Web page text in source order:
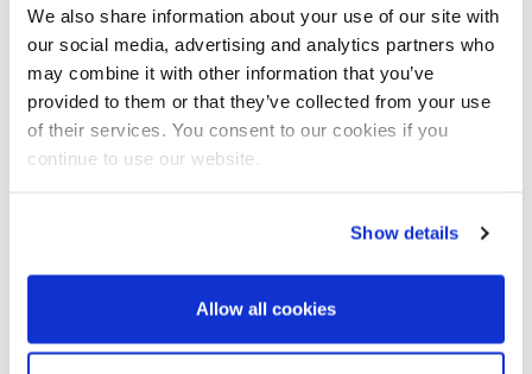
We also share information about your use of our site with
our social media, advertising and analytics partners who
may combine it with other information that you’ve
provided to them or that they’ve collected from your use
of their services. You consent to our cookies if you
continue to use our website.
Show details
Allow all cookies
Verpackungsanlage zum Abfüllen des Raffinadezuckers in 50-
Kilogramm-Säcken.
All diese Ausrüstungen sind inzwischen geliefert worden. In den
nächsten Wochen erhält BMA Unterstützung durch Richtmeister
von Lieferanten, die die Installation ihrer eigenen Anlagen
Raffinerie von Dhaka Sugar: Gebäude überdacht
Im Mai steigen die Niederschlagsmengen in Bangladesch stark
an. Die Regenzeit dauert bis September – entsprechend
mussten die schweren Ausrüstungen, für deren Aufstellung große